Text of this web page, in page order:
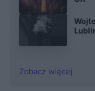
Zobacz więcej